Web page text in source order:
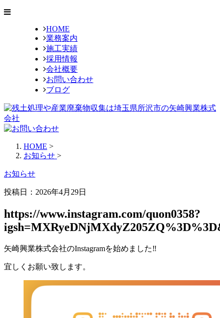
HOME
業務案内
施工実績
採用情報
会社概要
お問い合わせ
ブログ
HOME >
お知らせ >
お知らせ
投稿日：2026年4月29日
https://www.instagram.com/quon0358?
矢崎興業株式会社のInstagramを始めました‼️
宜しくお願い致します。